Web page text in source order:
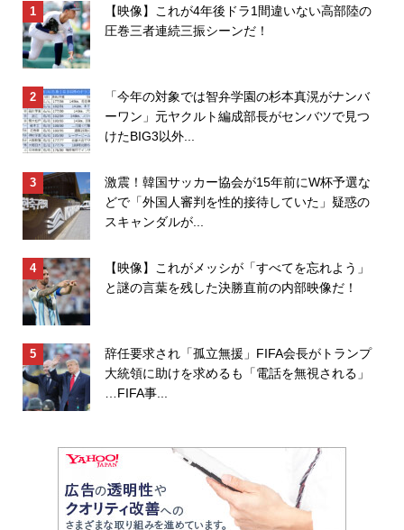
【映像】これが4年後ドラ1間違いない高部陸の
圧巻三者連続三振シーンだ！
「今年の対象では智弁学園の杉本真滉がナンバ
ーワン」元ヤクルト編成部長がセンバツで見つ
けたBIG3以外...
激震！韓国サッカー協会が15年前にW杯予選な
どで「外国人審判を性的接待していた」疑惑の
スキャンダルが...
【映像】これがメッシが「すべてを忘れよう」
と謎の言葉を残した決勝直前の内部映像だ！
辞任要求され「孤立無援」FIFA会長がトランプ
大統領に助けを求めるも「電話を無視される」
…FIFA事...